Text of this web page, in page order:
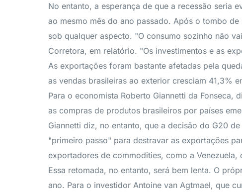
No entanto, a esperança de que a recessão seria
ao mesmo mês do ano passado. Após o tombo
sob qualquer aspecto. "O consumo sozinho não
Corretora, em relatório. "Os investimentos e as
As exportações foram bastante afetadas pela
as vendas brasileiras ao exterior cresciam 41,3%
Para o economista Roberto Giannetti da
as compras de produtos brasileiros por países
Giannetti diz, no entanto, que a decisão do G20
"primeiro passo" para destravar as exportações
exportadores de commodities, como a
Essa retomada, no entanto, será bem lenta. O
ano. Para o investidor Antoine van Agtmael, que